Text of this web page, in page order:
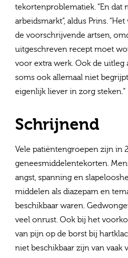
tekortenproblematiek. “En dat
arbeidsmarkt”, aldus Prins.
de voorschrijvende artsen,
uitgeschreven recept moet
voor extra werk. Ook de uitleg
soms ook allemaal niet
eigenlijk liever in zorg steken.”
Schrijnend
Vele patiëntengroepen zijn in
geneesmiddelentekorten.
angst, spanning en
middelen als diazepam en
beschikbaar waren.
veel onrust. Ook bij het
van pijn op de borst bij
niet beschikbaar zijn van vaak